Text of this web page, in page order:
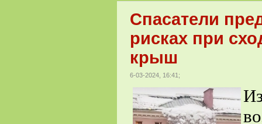
Спасатели
рисках при
крыш
6-03-2024, 16:41;